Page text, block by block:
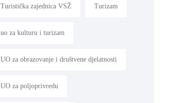
Turistička zajednica VSŽ Turizam
uo za kulturu i turizam
UO za obrazovanje i društvene djelatnosti
UO za poljoprivredu